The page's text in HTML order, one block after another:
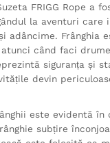
FRIGG Rope a
la aventuri care
adâncime. Frânghia
când faci
siguranța și
devin
este evidentă în
subțire